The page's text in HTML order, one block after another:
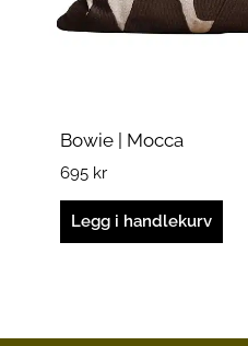
Bowie | Mocca
695 kr
Legg i handlekurv